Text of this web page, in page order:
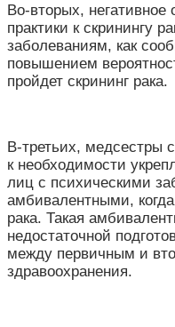
Во-вторых,
практики к скринингу
заболеваниям, как
повышением
пройдет скрининг рака.
В-третьих, медсестры
к необходимости
лиц с психическими
амбивалентными,
рака. Такая
недостаточной
между первичным и
здравоохранения.